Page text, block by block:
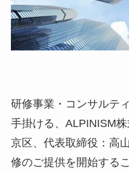
研修事業・コンサルテ
手掛ける、ALPINISM
京区、代表取締役：高
修のご提供を開始する